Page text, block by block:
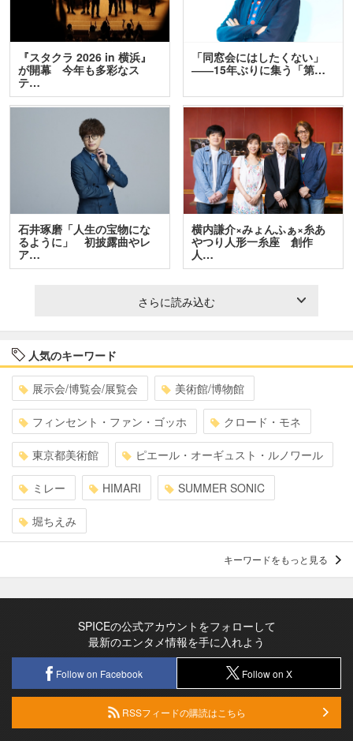
『スタクラ 2026 in 横浜』
が開幕 今年も多彩なス
テ…
「同窓会にはしたくない」
――15年ぶりに集う「第…
石井琢磨「人生の宝物にな
るように」 初披露曲やレ
ア…
横内謙介×みょんふぁ×糸あ
やつり人形一糸座 創作
人…
さらに読み込む
人気のキーワード
展示会/博覧会/展覧会 美術館/博物館
フィンセント・ファン・ゴッホ クロード・モネ
東京都美術館 ピエール・オーギュスト・ルノワール
ミレー HIMARI SUMMER SONIC
堀ちえみ
キーワードをもっと見る
SPICEの公式アカウントをフォローして
最新のエンタメ情報を手に入れよう
Follow on Facebook Follow on X
RSSフィードの購読はこちら